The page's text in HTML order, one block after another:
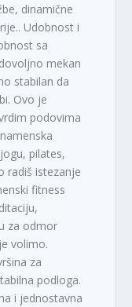
dinamične
Udobnost i
sa
mekan
stabilan da
Ovo je
podovima
pilates,
radiš istezanje
fitness
za odmor
volimo.
za
podloga.
i jednostavna